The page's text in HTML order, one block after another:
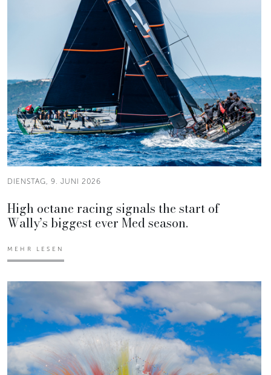
DIENSTAG, 9. JUNI 2026
High octane racing signals the start of
Wally’s biggest ever Med season.
MEHR LESEN